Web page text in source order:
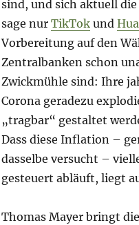
sind, und sich aktuell
sage nur TikTokund
Vorbereitung auf den
Zentralbanken schon
Zwickmühle sind: Ihre
Corona geradezu
„tragbar“ gestaltet
Dass diese Inflation –
dasselbe versucht –
gesteuert abläuft, liegt
Thomas Mayer bringt